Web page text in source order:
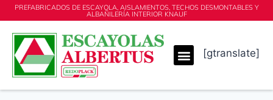
PREFABRICADOS DE ESCAYOLA, AISLAMIENTOS, TECHOS DESMONTABLES Y
ALBAÑILERÍA INTERIOR KNAUF
[gtranslate]